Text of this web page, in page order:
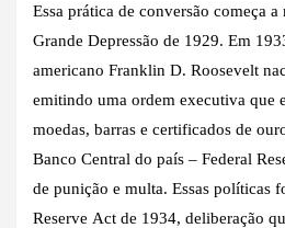
Essa prática de conversão começa a
Grande Depressão de 1929. Em
americano Franklin D. Roosevelt
emitindo uma ordem executiva que
moedas, barras e certificados de
Banco Central do país – Federal
de punição e multa. Essas políticas
Reserve Act de 1934, deliberação